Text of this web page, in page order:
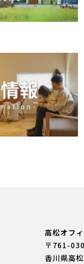
高松オフ
〒761-
香川県高